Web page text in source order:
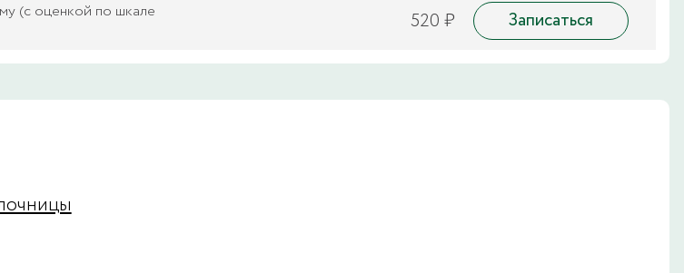
(с оценкой по шкале
520 ₽ Записаться